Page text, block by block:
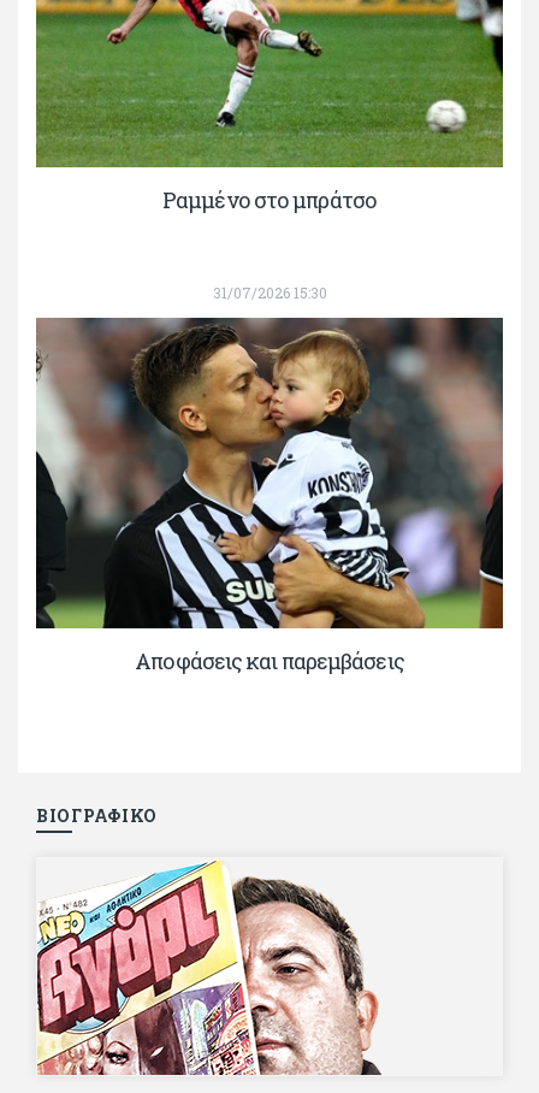
Ραμμένο στο μπράτσο
31/07/2026 15:30
Αποφάσεις και παρεμβάσεις
ΒΙΟΓΡΑΦΙΚΟ